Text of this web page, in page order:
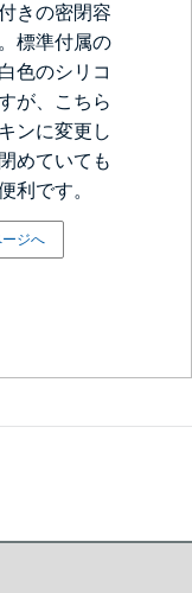
きの密閉容
標準付属の
色のシリコ
が、こちら
ンに変更し
めていても
利です。
ジへ